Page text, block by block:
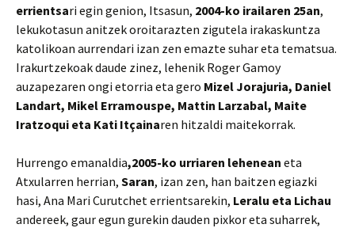
errientsari egin genion, Itsasun, 2004-ko irailaren 25an,
lekukotasun anitzek oroitarazten zigutela irakaskuntza
katolikoan aurrendari izan zen emazte suhar eta tematsua.
Irakurtzekoak daude zinez, lehenik Roger Gamoy
auzapezaren ongi etorria eta gero Mizel Jorajuria, Daniel
Landart, Mikel Erramouspe, Mattin Larzabal, Maite
Iratzoqui eta Kati Itçainaren hitzaldi maitekorrak.
Hurrengo emanaldia,2005-ko urriaren lehenean eta
Atxularren herrian, Saran, izan zen, han baitzen egiazki
hasi, Ana Mari Curutchet errientsarekin, Leralu eta Lichau
andereek, gaur egun gurekin dauden pixkor eta suharrek,